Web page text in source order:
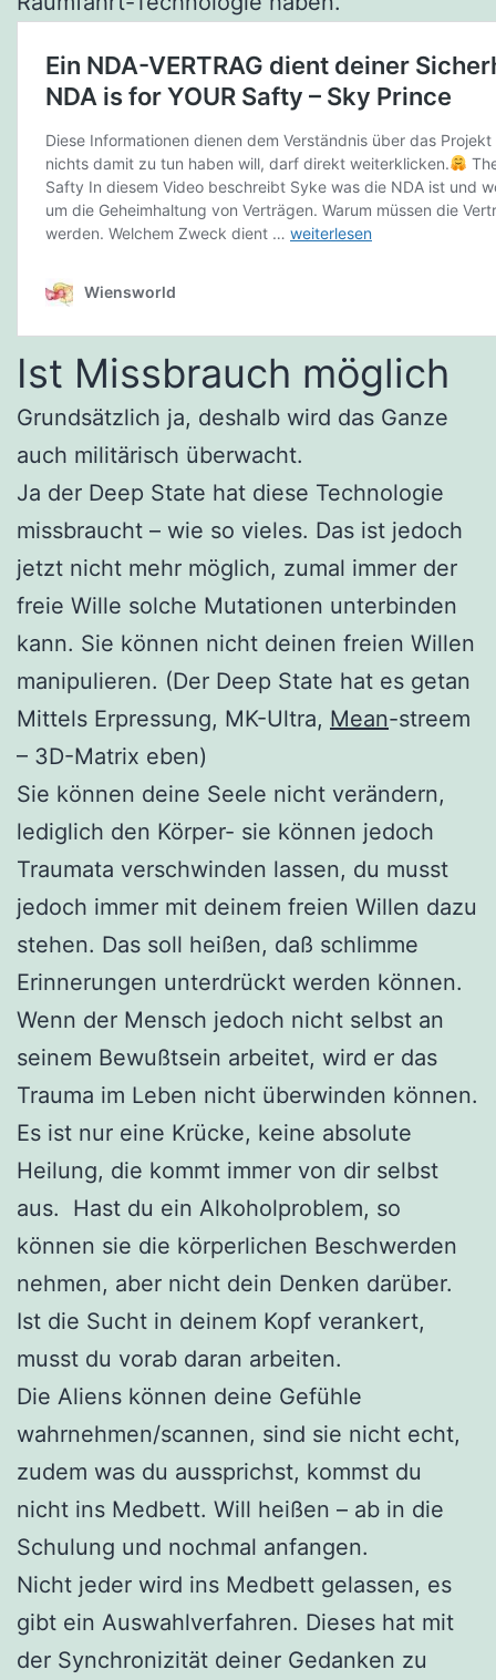
Ist Missbrauch möglich
Grundsätzlich ja, deshalb wird das Ganze
auch militärisch überwacht.
Ja der Deep State hat diese Technologie
missbraucht – wie so vieles. Das ist jedoch
jetzt nicht mehr möglich, zumal immer der
freie Wille solche Mutationen unterbinden
kann. Sie können nicht deinen freien Willen
manipulieren. (Der Deep State hat es getan
Mittels Erpressung, MK-Ultra, Mean-streem
– 3D-Matrix eben)
Sie können deine Seele nicht verändern,
lediglich den Körper- sie können jedoch
Traumata verschwinden lassen, du musst
jedoch immer mit deinem freien Willen dazu
stehen. Das soll heißen, daß schlimme
Erinnerungen unterdrückt werden können.
Wenn der Mensch jedoch nicht selbst an
seinem Bewußtsein arbeitet, wird er das
Trauma im Leben nicht überwinden können.
Es ist nur eine Krücke, keine absolute
Heilung, die kommt immer von dir selbst
aus. Hast du ein Alkoholproblem, so
können sie die körperlichen Beschwerden
nehmen, aber nicht dein Denken darüber.
Ist die Sucht in deinem Kopf verankert,
musst du vorab daran arbeiten.
Die Aliens können deine Gefühle
wahrnehmen/scannen, sind sie nicht echt,
zudem was du aussprichst, kommst du
nicht ins Medbett. Will heißen – ab in die
Schulung und nochmal anfangen.
Nicht jeder wird ins Medbett gelassen, es
gibt ein Auswahlverfahren. Dieses hat mit
der Synchronizität deiner Gedanken zu